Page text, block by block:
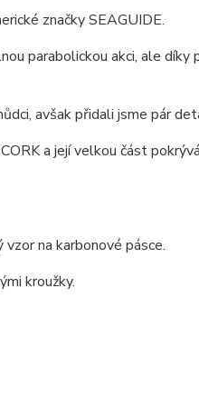
značky SEAGUIDE.
parabolickou akci, ale
avšak přidali jsme pár
a její velkou část
na karbonové pásce.
kroužky.